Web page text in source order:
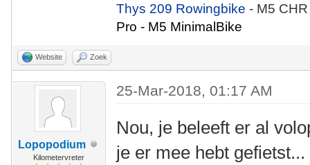
Thys 209 Rowingbike- M5
Pro - M5 MinimalBike
Website Zoek
Lopopodium
Kilometervreter
25-Mar-2018, 01:17 AM
Nou, je beleeft er al
je er mee hebt gefietst...